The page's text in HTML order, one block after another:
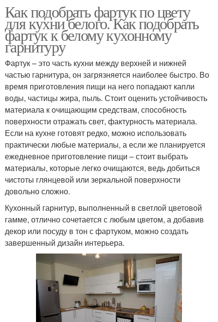
Как подобрать фартук по цвету
для кухни белого. Как подобрать
фартук к белому кухонному
гарнитуру
Фартук – это часть кухни между верхней и нижней
частью гарнитура, он загрязняется наиболее быстро. Во
время приготовления пищи на него попадают капли
воды, частицы жира, пыль. Стоит оценить устойчивость
материала к очищающим средствам, способность
поверхности отражать свет, фактурность материала.
Если на кухне готовят редко, можно использовать
практически любые материалы, а если же планируется
ежедневное приготовление пищи – стоит выбрать
материалы, которые легко очищаются, ведь добиться
чистоты глянцевой или зеркальной поверхности
довольно сложно.
Кухонный гарнитур, выполненный в светлой цветовой
гамме, отлично сочетается с любым цветом, а добавив
декор или посуду в тон с фартуком, можно создать
завершенный дизайн интерьера.